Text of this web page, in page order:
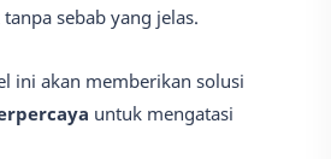
sebab yang jelas.
ini akan memberikan solusi
untuk mengatasi